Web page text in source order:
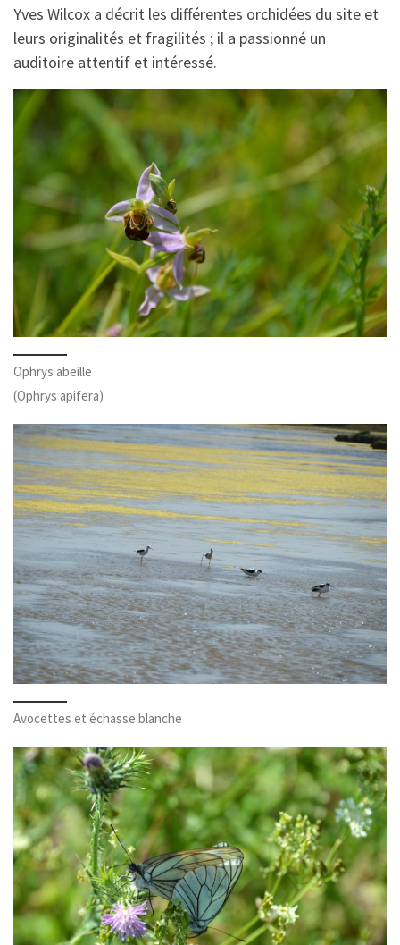
Yves Wilcox a décrit les différentes orchidées du site et
leurs originalités et fragilités ; il a passionné un
auditoire attentif et intéressé.
Ophrys abeille
(Ophrys apifera)
Avocettes et échasse blanche